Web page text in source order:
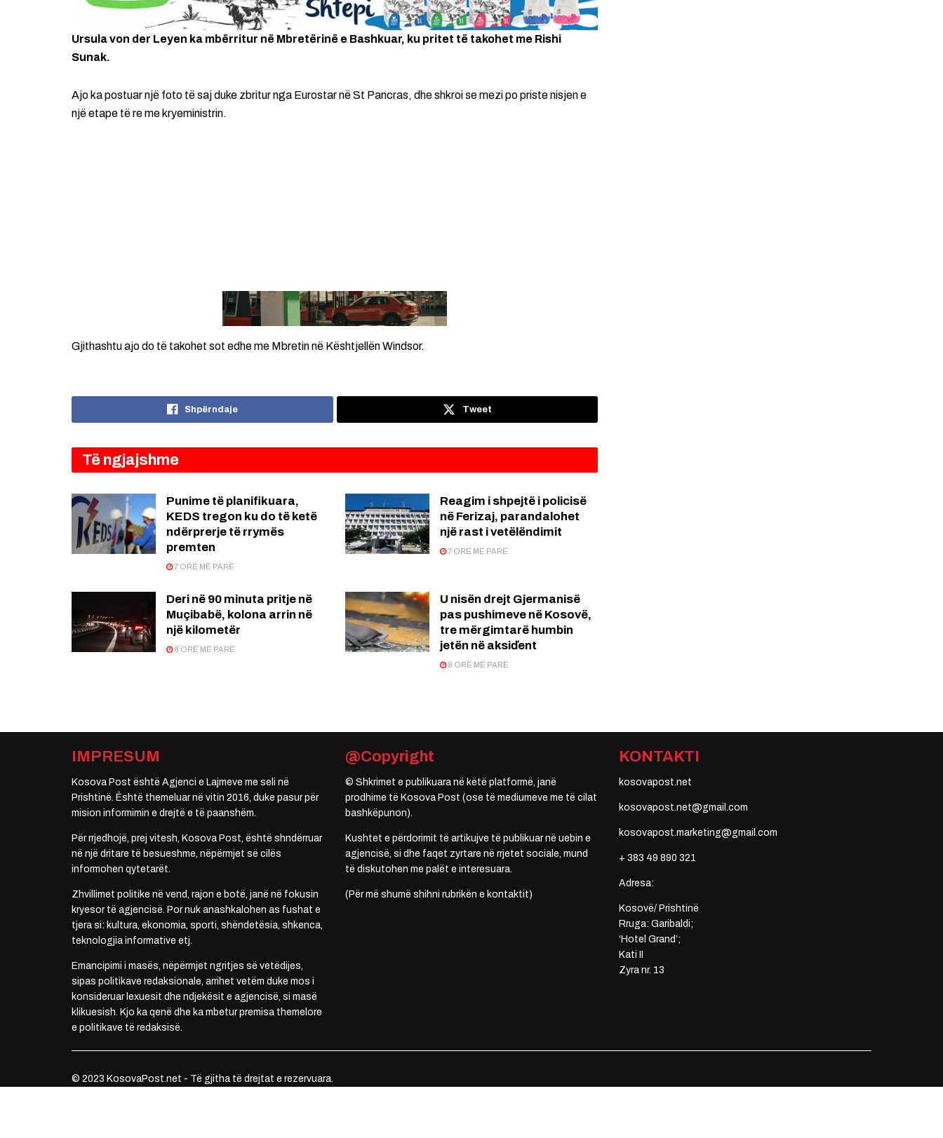
Ursula von der Leyen ka mbërritur në Mbretërinë e Bashkuar, ku pritet të takohet me Rishi
Sunak.
Ajo ka postuar një foto të saj duke zbritur nga Eurostar në St Pancras, dhe shkroi se mezi po priste nisjen e
një etape të re me kryeministrin.
Gjithashtu ajo do të takohet sot edhe me Mbretin në Kështjellën Windsor.
Shpërndaje Tweet
Të ngjajshme
Punime të planifikuara,
KEDS tregon ku do të ketë
ndërprerje të rrymës
premten
7 ORË MË PARË
Reagim i shpejtë i policisë
në Ferizaj, parandalohet
një rast i vetëlëndimit
7 ORË MË PARË
Deri në 90 minuta pritje në
Muçibabë, kolona arrin në
një kilometër
8 ORË MË PARË
U nisën drejt Gjermanisë
pas pushimeve në Kosovë,
tre mërgimtarë humbin
jetën në aksiďent
8 ORË MË PARË
IMPRESUM
Kosova Post është Agjenci e Lajmeve me seli në
Prishtinë. Është themeluar në vitin 2016, duke pasur për
mision informimin e drejtë e të paanshëm.
Për rrjedhojë, prej vitesh, Kosova Post, është shndërruar
në një dritare të besueshme, nëpërmjet së cilës
informohen qytetarët.
Zhvillimet politike në vend, rajon e botë, janë në fokusin
kryesor të agjencisë. Por nuk anashkalohen as fushat e
tjera si: kultura, ekonomia, sporti, shëndetësia, shkenca,
teknologjia informative etj.
Emancipimi i masës, nëpërmjet ngritjes së vetëdijes,
sipas politikave redaksionale, arrihet vetëm duke mos i
konsideruar lexuesit dhe ndjekësit e agjencisë, si masë
klikuesish. Kjo ka qenë dhe ka mbetur premisa themelore
e politikave të redaksisë.
@Copyright
© Shkrimet e publikuara në këtë platformë, janë
prodhime të Kosova Post (ose të mediumeve me të cilat
bashkëpunon).
Kushtet e përdorimit të artikujve të publikuar në uebin e
agjencisë, si dhe faqet zyrtare në rrjetet sociale, mund
të diskutohen me palët e interesuara.
(Për më shumë shihni rubrikën e kontaktit)
KONTAKTI
kosovapost.net
kosovapost.net@gmail.com
kosovapost.marketing@gmail.com
+ 383 49 890 321
Adresa:
Kosovë/ Prishtinë
Rruga: Garibaldi;
‘Hotel Grand’;
Kati II
Zyra nr. 13
© 2023 KosovaPost.net - Të gjitha të drejtat e rezervuara.